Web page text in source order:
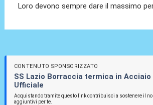
Loro devono sempre dare il massimo
CONTENUTO SPONSORIZZATO
SS Lazio Borraccia termica in
Ufficiale
Acquistando tramite questo link contribuisci a sostenere il
aggiuntivi per te.